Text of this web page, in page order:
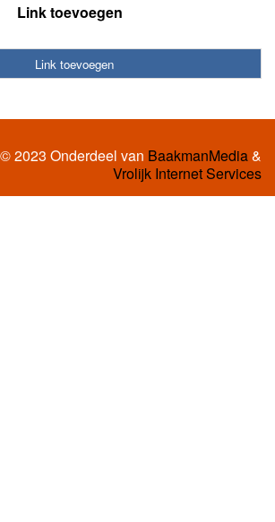
Link toevoegen
Link toevoegen
2023 Onderdeel van BaakmanMedia&
Vrolijk Internet Services